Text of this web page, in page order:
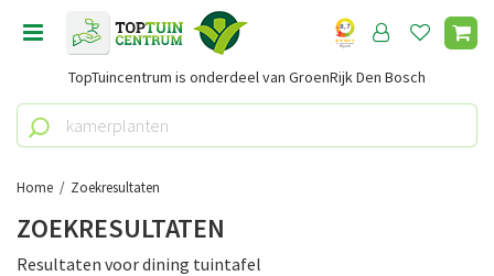
Home Zoekresultaten
TopTuincentrum is onderdeel van GroenRijk Den Bosch
ZOEKRESULTATEN
Resultaten voordining tuintafel